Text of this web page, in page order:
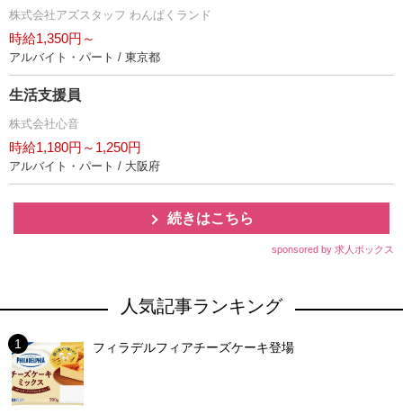
株式会社アズスタッフ わんぱくランド
時給1,350円～
アルバイト・パート / 東京都
生活支援員
株式会社心音
時給1,180円～1,250円
アルバイト・パート / 大阪府
続きはこちら
sponsored by 求人ボックス
人気記事ランキング
フィラデルフィアチーズケーキ登場